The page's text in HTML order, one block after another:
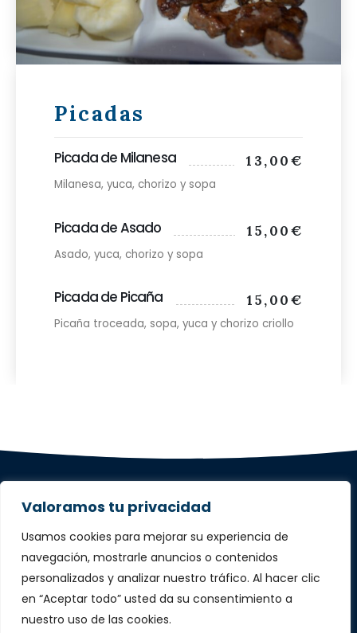
Valoramos tu privacidad
Usamos cookies para mejorar su experiencia de
navegación, mostrarle anuncios o contenidos
personalizados y analizar nuestro tráfico. Al hacer clic
en “Aceptar todo” usted da su consentimiento a
nuestro uso de las cookies.
Picadas
Picada de Milanesa 13,00€
Milanesa, yuca, chorizo y sopa
Picada de Asado 15,00€
Asado, yuca, chorizo y sopa
Picada de Picaña 15,00€
Picaña troceada, sopa, yuca y chorizo criollo
609 152 332
687 010 813
Tr.ª De Opañel, 1 – Madrid